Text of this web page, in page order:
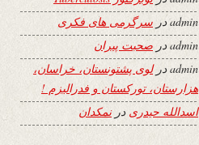
adminدر سرگرمی های فکری
admin در صحبت پیران
adminدرلوی پشتونستان، خراسان،
هزارستان، تورکستان و فدرالیزم !
اسدالله حیدری درنمکدان